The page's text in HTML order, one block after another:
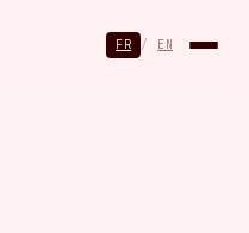
FR / EN